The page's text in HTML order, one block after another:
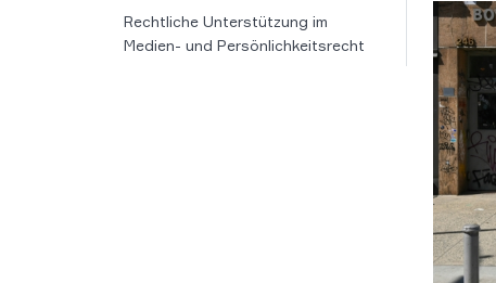
Rechtliche Unterstützung im
Medien- und Persönlichkeitsrecht